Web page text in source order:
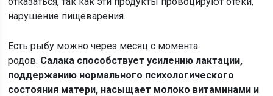
нарушение пищеварения.
Есть рыбу можно через месяц с момента
родов. Салака способствует усилению лактации,
поддержанию нормального психологического
состояния матери, насыщает молоко витаминами и